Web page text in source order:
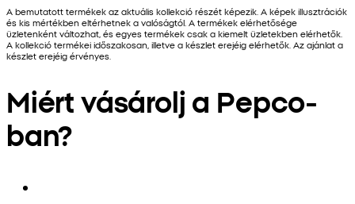
A bemutatott termékek az aktuális kollekció részét képezik. A képek illusztrációk
és kis mértékben eltérhetnek a valóságtól. A termékek elérhetősége
üzletenként változhat, és egyes termékek csak a kiemelt üzletekben elérhetők.
A kollekció termékei időszakosan, illetve a készlet erejéig elérhetők. Az ajánlat a
készlet erejéig érvényes.
Miért vásárolj a Pepco-
ban?